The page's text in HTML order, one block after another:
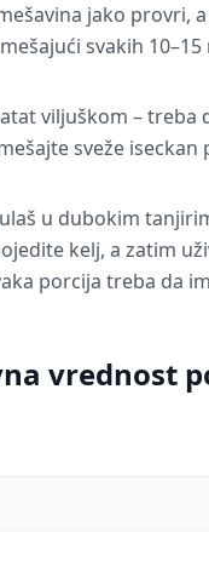
jako provri,
svakih
viljuškom – treba
sveže
u dubokim
kelj, a zatim
porcija treba da
vrednost